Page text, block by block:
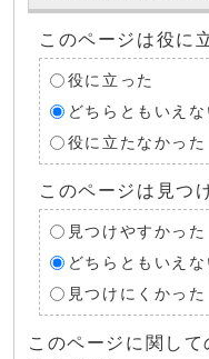
このページは役に
役に立った
どちらともいえな
役に立たなかった
このページは見つ
見つけやすかった
どちらともいえな
見つけにくかった
このページに関し